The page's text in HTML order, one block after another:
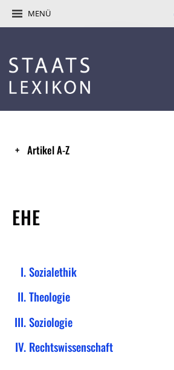
MENÜ
Artikel A-Z
EHE
Sozialethik
Theologie
Soziologie
Rechtswissenschaft